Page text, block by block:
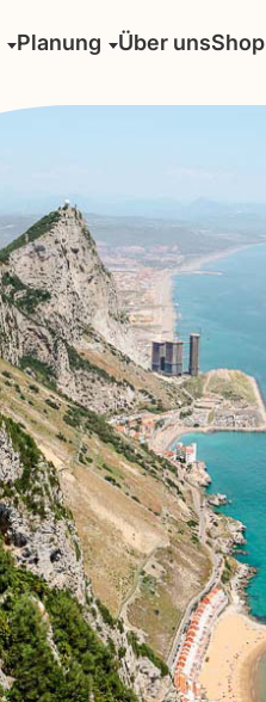
Planung Über unsShop